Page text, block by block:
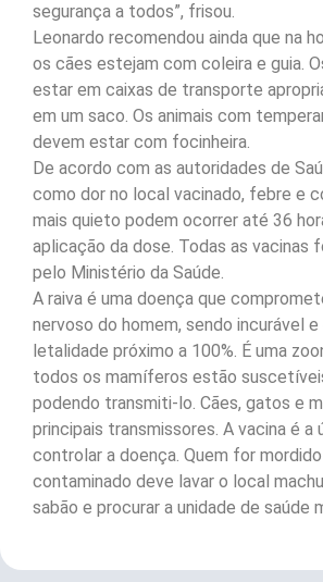
segurança a todos”, frisou.
Leonardo recomendou ainda que na
os cães estejam com coleira e guia.
estar em caixas de transporte
em um saco. Os animais com
devem estar com focinheira.
De acordo com as autoridades de
como dor no local vacinado, febre e
mais quieto podem ocorrer até 36
aplicação da dose. Todas as vacinas
pelo Ministério da Saúde.
A raiva é uma doença que
nervoso do homem, sendo incurável
letalidade próximo a 100%. É uma
todos os mamíferos estão
podendo transmiti-lo. Cães, gatos e
principais transmissores. A vacina é a
controlar a doença. Quem for mordido
contaminado deve lavar o local
sabão e procurar a unidade de saúde